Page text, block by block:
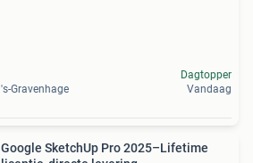
's-Gravenhage
Dagtopper
Vandaag
Google SketchUp Pro 2025–Lifetime